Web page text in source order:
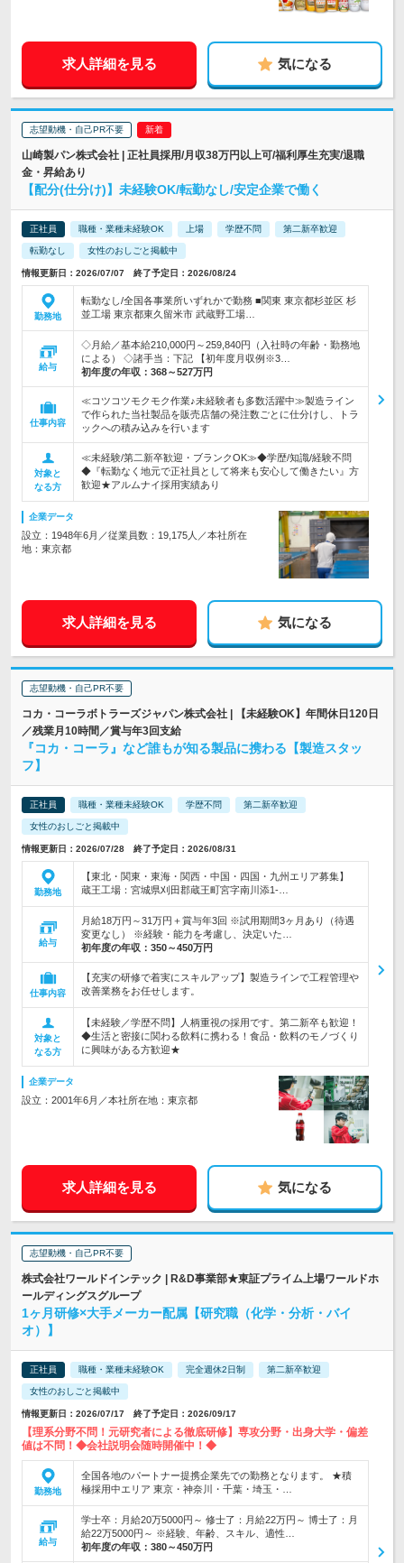
求人詳細を見る 気になる
志望動機・自己PR不要
山崎製パン株式会社 | 正社員採用/月収38万円以上可/福利厚生充実/退職
金・昇給あり
【配分(仕分け)】未経験OK/転勤なし/安定企業で働く
正社員 職種・業種未経験OK 上場 学歴不問 第二新卒歓迎
転勤なし 女性のおしごと掲載中
情報更新日：2026/07/07 終了予定日：2026/08/24
勤務地
転勤なし/全国各事業所いずれかで勤務 ■関東 東京都杉並区 杉
並工場 東京都東久留米市 武蔵野工場…
給与
◇月給／基本給210,000円～259,840円（入社時の年齢・勤務地
による） ◇諸手当：下記 【初年度月収例※3…
初年度の年収： 368～527万円
仕事内容
≪コツコツモクモク作業♪未経験者も多数活躍中≫製造ライン
で作られた当社製品を販売店舗の発注数ごとに仕分けし、トラ
ックへの積み込みを行います
対象と
なる方
≪未経験/第二新卒歓迎・ブランクOK≫◆学歴/知識/経験不問
◆『転勤なく地元で正社員として将来も安心して働きたい』方
歓迎★アルムナイ採用実績あり
企業データ
設立：1948年6月／従業員数：19,175人／本社所在
地：東京都
求人詳細を見る 気になる
志望動機・自己PR不要
コカ・コーラボトラーズジャパン株式会社 | 【未経験OK】年間休日120日
／残業月10時間／賞与年3回支給
『コカ・コーラ』など誰もが知る製品に携わる【製造スタッ
フ】
正社員 職種・業種未経験OK 学歴不問 第二新卒歓迎
女性のおしごと掲載中
情報更新日：2026/07/28 終了予定日：2026/08/31
勤務地
【東北・関東・東海・関西・中国・四国・九州エリア募集】
蔵王工場：宮城県刈田郡蔵王町宮字南川添1-…
給与
月給18万円～31万円＋賞与年3回 ※試用期間3ヶ月あり（待遇
変更なし） ※経験・能力を考慮し、決定いた…
初年度の年収： 350～450万円
仕事内容
【充実の研修で着実にスキルアップ】製造ラインで工程管理や
改善業務をお任せします。
対象と
なる方
【未経験／学歴不問】人柄重視の採用です。第二新卒も歓迎！
◆生活と密接に関わる飲料に携わる！食品・飲料のモノづくり
に興味がある方歓迎★
企業データ
設立：2001年6月／本社所在地：東京都
求人詳細を見る 気になる
志望動機・自己PR不要
株式会社ワールドインテック | R&D事業部★東証プライム上場ワールドホ
ールディングスグループ
1ヶ月研修×大手メーカー配属【研究職（化学・分析・バイ
オ）】
正社員 職種・業種未経験OK 完全週休2日制 第二新卒歓迎
女性のおしごと掲載中
情報更新日：2026/07/17 終了予定日：2026/09/17
【理系分野不問！元研究者による徹底研修】専攻分野・出身大学・偏差
値は不問！◆会社説明会随時開催中！◆
勤務地
全国各地のパートナー提携企業先での勤務となります。 ★積
極採用中エリア 東京・神奈川・千葉・埼玉・…
給与
学士卒：月給20万5000円～ 修士了：月給22万円～ 博士了：月
給22万5000円～ ※経験、年齢、スキル、適性…
初年度の年収： 380～450万円